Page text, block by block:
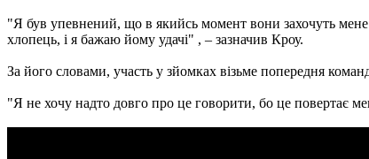
"Я був упевнений, що в якийсь момент вони захочуть
хлопець, і я бажаю йому удачі" , – зазначив Кроу.
За його словами, участь у зйомках візьме попередня
"Я не хочу надто довго про це говорити, бо це повертає